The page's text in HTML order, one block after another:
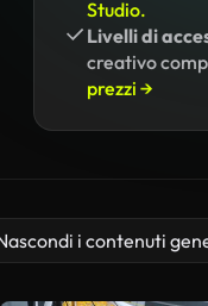
Studio.
Livelli di
creativo
prezzi →
i contenuti